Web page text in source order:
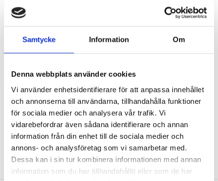
Samtycke Information Om
Denna webbplats använder cookies
Vi använder enhetsidentifierare för att anpassa innehållet
och annonserna till användarna, tillhandahålla funktioner
för sociala medier och analysera vår trafik. Vi
vidarebefordrar även sådana identifierare och annan
information från din enhet till de sociala medier och
annons- och analysföretag som vi samarbetar med.
Dessa kan i sin tur kombinera informationen med annan
information som du har tillhandahållit eller som de har
Justerbarhet garanterar användning av alla nu
existerande förskruvade och kompakta
hjullagerenheter
enkel och säker hantering
Speciellt-verktygsstål
Rekommenderad hydraulcylinder:16 ton (440.0005) och 22 ton
(440.0010)